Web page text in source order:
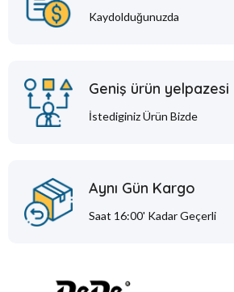
Kaydolduğunuzda
Geniş ürün yelpazesi
İstediginiz Ürün Bizde
Aynı Gün Kargo
Saat 16:00' Kadar Geçerli